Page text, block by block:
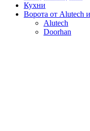
Кухни
Ворота от Alutech
Alutech
Doorhan